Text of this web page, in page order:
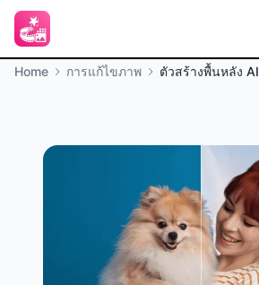
Home การแก้ไขภาพ ตัวสร้างพื้นหลัง AI